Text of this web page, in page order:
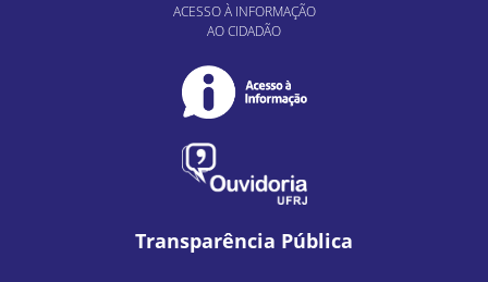
ACESSO À INFORMAÇÃO
AO CIDADÃO
Transparência Pública